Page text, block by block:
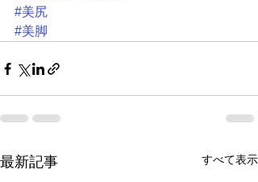
#美尻
#美脚
最新記事 すべて表示